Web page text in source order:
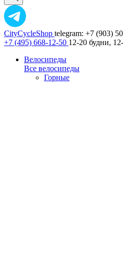
CityCycleShop telegram: +7 (903)
+7 (495) 668-12-50 12-20 будни,
Велосипеды
Все велосипеды
Горные